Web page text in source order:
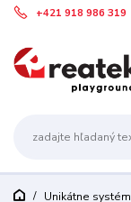
+421 918 986 319
Unikátne